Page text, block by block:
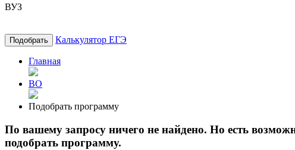
ВУЗ
Подобрать Калькулятор ЕГЭ
Главная
ВО
Подобрать программу
По вашему запросу ничего не найдено. Но есть
подобрать программу.